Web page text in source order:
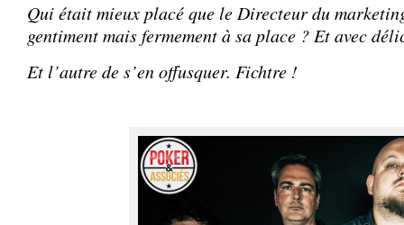
Qui était mieux placé que le Directeur du
gentiment mais fermement à sa place ? Et avec
Et l’autre de s’en offusquer. Fichtre !